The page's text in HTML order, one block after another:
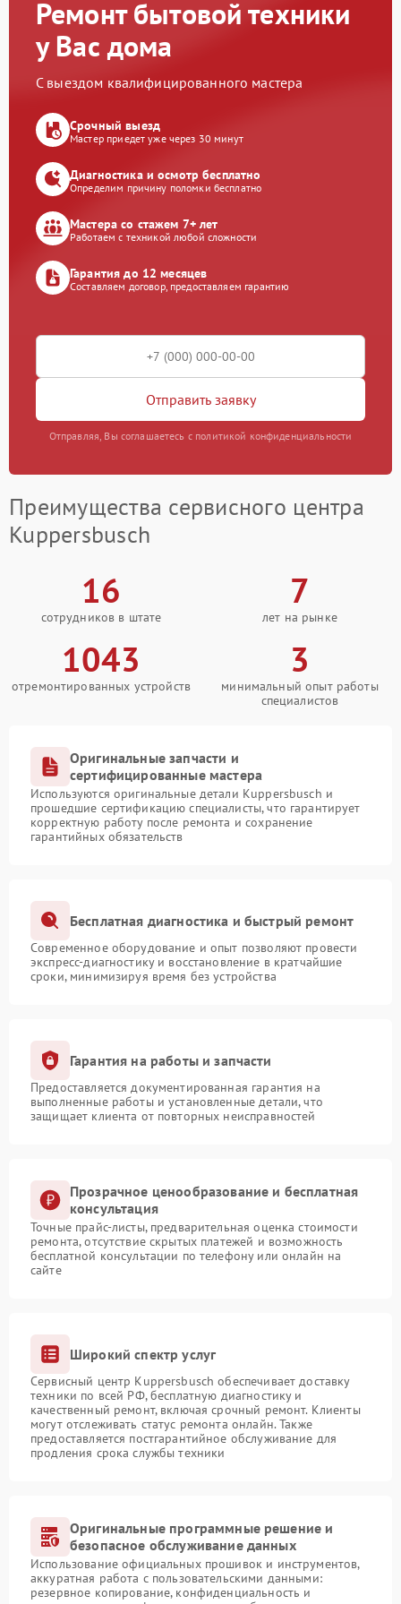
Ремонт бытовой техники
у Вас дома
С выездом квалифицированного мастера
Срочный выезд
Мастер приедет уже через 30 минут
Диагностика и осмотр бесплатно
Определим причину поломки бесплатно
Мастера со стажем 7+ лет
Работаем с техникой любой сложности
Гарантия до 12 месяцев
Составляем договор, предоставляем гарантию
Отправить заявку
Отправляя, Вы соглашаетесь с политикой конфиденциальности
Преимущества сервисного центра
Kuppersbusch
16
сотрудников в штате
7
лет на рынке
1043
отремонтированных устройств
3
минимальный опыт работы
специалистов
Оригинальные запчасти и
сертифицированные мастера
Используются оригинальные детали Kuppersbusch и
прошедшие сертификацию специалисты, что гарантирует
корректную работу после ремонта и сохранение
гарантийных обязательств
Бесплатная диагностика и быстрый ремонт
Современное оборудование и опыт позволяют провести
экспресс-диагностику и восстановление в кратчайшие
сроки, минимизируя время без устройства
Гарантия на работы и запчасти
Предоставляется документированная гарантия на
выполненные работы и установленные детали, что
защищает клиента от повторных неисправностей
Прозрачное ценообразование и бесплатная
консультация
Точные прайс-листы, предварительная оценка стоимости
ремонта, отсутствие скрытых платежей и возможность
бесплатной консультации по телефону или онлайн на
сайте
Широкий спектр услуг
Сервисный центр Kuppersbusch обеспечивает доставку
техники по всей РФ, бесплатную диагностику и
качественный ремонт, включая срочный ремонт. Клиенты
могут отслеживать статус ремонта онлайн. Также
предоставляется постгарантийное обслуживание для
продления срока службы техники
Оригинальные программные решение и
безопасное обслуживание данных
Использование официальных прошивок и инструментов,
аккуратная работа с пользовательскими данными:
резервное копирование, конфиденциальность и